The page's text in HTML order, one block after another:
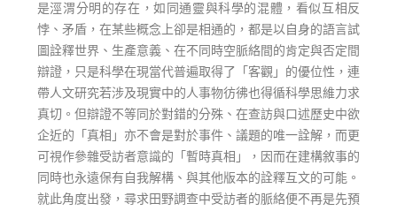
是涇渭分明的存在，如同通靈與科學的混體，看似互相反
悖、矛盾，在某些概念上卻是相通的，都是以自身的語言試
圖詮釋世界、生產意義、在不同時空脈絡間的肯定與否定間
辯證，只是科學在現當代普遍取得了「客觀」的優位性，連
帶人文研究若涉及現實中的人事物彷彿也得循科學思維力求
真切。但辯證不等同於對錯的分殊、在查訪與口述歷史中欲
企近的「真相」亦不會是對於事件、議題的唯一詮解，而更
可視作參雜受訪者意識的「暫時真相」，因而在建構敘事的
同時也永遠保有自我解構、與其他版本的詮釋互文的可能。
就此角度出發，尋求田野調查中受訪者的脈絡便不再是先預